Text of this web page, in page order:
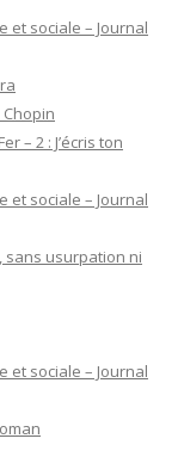
et sociale – Journal
– 2 : J’écris ton
et sociale – Journal
sans usurpation ni
et sociale – Journal